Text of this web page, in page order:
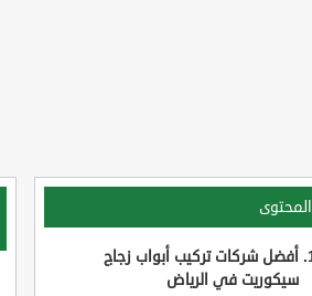
المحتوى
أفضل شركات تركيب أبواب زجاج
سيكوريت في الرياض